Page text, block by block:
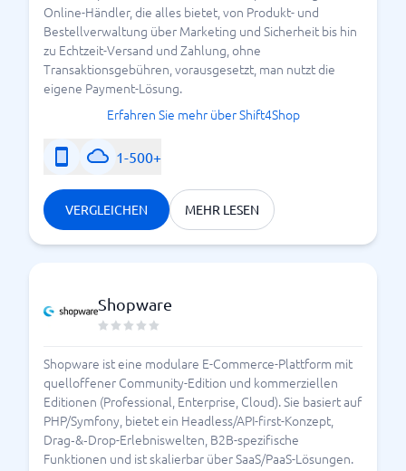
Online-Händler, die alles bietet, von Produkt- und
Bestellverwaltung über Marketing und Sicherheit bis hin
zu Echtzeit-Versand und Zahlung, ohne
Transaktionsgebühren, vorausgesetzt, man nutzt die
eigene Payment-Lösung.
Erfahren Sie mehr über Shift4Shop
1-500+
VERGLEICHEN MEHR LESEN
Shopware
Shopware ist eine modulare E-Commerce-Plattform mit
quelloffener Community-Edition und kommerziellen
Editionen (Professional, Enterprise, Cloud). Sie basiert auf
PHP/Symfony, bietet ein Headless/API-first-Konzept,
Drag‑&‑Drop-Erlebniswelten, B2B-spezifische
Funktionen und ist skalierbar über SaaS/PaaS-Lösungen.